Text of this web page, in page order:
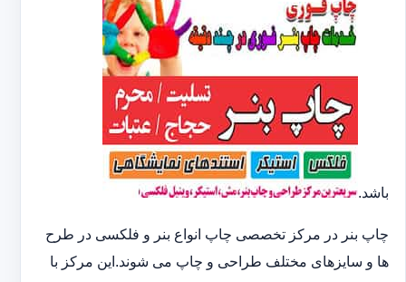
باشد.
چاپ بنر در مرکز تخصصی چاپ انواع بنر و فلکسی در طرح
ها و سایزهای مختلف طراحی و چاپ می شوند.این مرکز با